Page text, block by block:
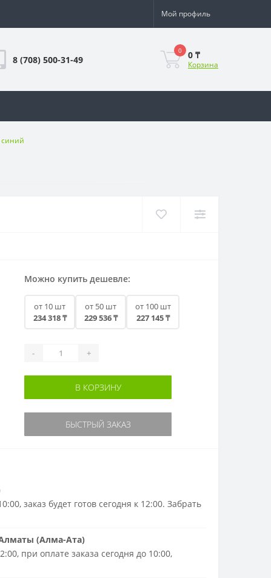
Мой профиль
8 (708) 500-31-49
0 0 ₸
Корзина
синий
Можно купить дешевле:
от 10 шт
234 318 ₸
от 50 шт
229 536 ₸
от 100 шт
227 145 ₸
- +
В КОРЗИНУ
БЫСТРЫЙ ЗАКАЗ
заказ будет готов сегодня к 12:00. Забрать
(Алма-Ата)
при оплате заказа сегодня до 10:00,